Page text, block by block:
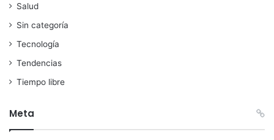
Salud
Sin categoría
Tecnología
Tendencias
Tiempo libre
Meta